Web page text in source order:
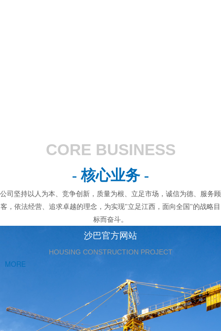
CORE BUSINESS
- 核心业务 -
公司坚持以人为本、竞争创新，质量为根、立足市场，诚信为德、服务顾
客，依法经营、追求卓越的理念，为实现"立足江西，面向全国"的战略目
标而奋斗。
沙巴官方网站
HOUSING CONSTRUCTION PROJECT
MORE